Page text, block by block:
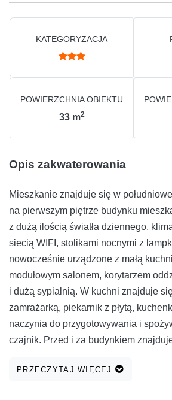
KATEGORYZACJA
POWIERZCHNIA OBIEKTU
33 m2
Opis zakwaterowania
Mieszkanie znajduje się w
na pierwszym piętrze budynku
z dużą ilością światła dziennego,
siecią WIFI, stolikami nocnymi z
nowocześnie urządzone z małą
modułowym salonem, korytarzem
i dużą sypialnią. W kuchni znajduje
zamrażarką, piekarnik z płytą,
naczynia do przygotowywania i
czajnik. Przed i za budynkiem
elektroniczny, na wejście do
PRZECZYTAJ WIĘCEJ